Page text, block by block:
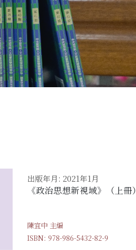
出版年月: 2021年1月
《政治思想新視域》（上冊）
陳宜中 主編
ISBN: 978-986-5432-82-9